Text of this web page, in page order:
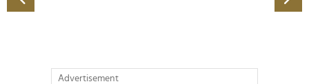
Partner führen diese Informationen möglicherweise mit
Advertisement